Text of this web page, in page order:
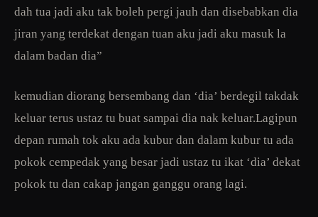
dah tua jadi aku tak boleh pergi jauh dan disebabkan dia
jiran yang terdekat dengan tuan aku jadi aku masuk la
dalam badan dia”
kemudian diorang bersembang dan ‘dia’ berdegil takdak
keluar terus ustaz tu buat sampai dia nak keluar.Lagipun
depan rumah tok aku ada kubur dan dalam kubur tu ada
pokok cempedak yang besar jadi ustaz tu ikat ‘dia’ dekat
pokok tu dan cakap jangan ganggu orang lagi.